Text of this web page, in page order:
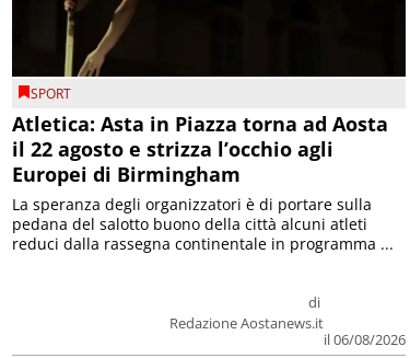
SPORT
Atletica: Asta in Piazza torna ad Aosta
il 22 agosto e strizza l’occhio agli
Europei di Birmingham
di
Redazione Aostanews.it
il 06/08/2026
La speranza degli organizzatori è di portare sulla
pedana del salotto buono della città alcuni atleti
reduci dalla rassegna continentale in programma ...